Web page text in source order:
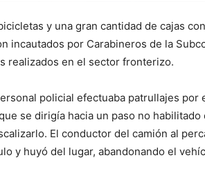
y una gran cantidad de cajas
incautados por Carabineros de la
realizados en el sector fronterizo.
policial efectuaba patrullajes por
se dirigía hacia un paso no
El conductor del camión al
y huyó del lugar, abandonando el